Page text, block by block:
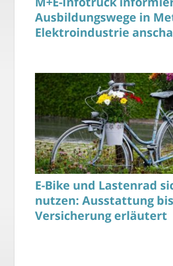
Ausbildungswege in
Elektroindustrie
E-Bike und Lastenrad
nutzen: Ausstattung bis
Versicherung erläutert